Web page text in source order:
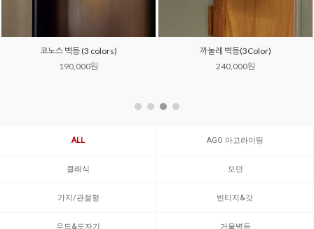
코노스 벽등 (3 colors)
190,000원
까눌레 벽등(3Color)
240,000원
ALL AGO 아고라이팅
클래식 모던
가지/관절형 빈티지&갓
우드&도자기 거울벽등